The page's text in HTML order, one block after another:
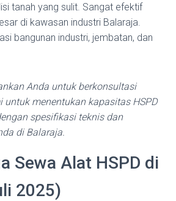
tanah yang sulit. Sangat efektif
di kawasan industri Balaraja.
bangunan industri, jembatan, dan
Anda untuk berkonsultasi
menentukan kapasitas HSPD
spesifikasi teknis dan
di Balaraja.
Sewa Alat HSPD di
2025)